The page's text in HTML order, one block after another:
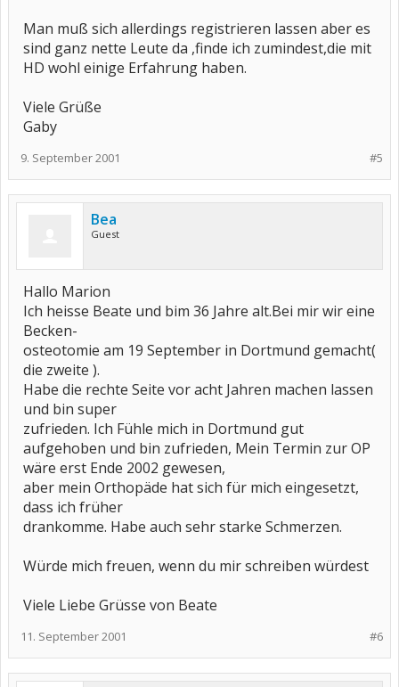
Man muß sich allerdings registrieren lassen aber es
sind ganz nette Leute da ,finde ich zumindest,die mit
HD wohl einige Erfahrung haben.
Viele Grüße
Gaby
#5
9. September 2001
Bea
Guest
Hallo Marion
Ich heisse Beate und bim 36 Jahre alt.Bei mir wir eine
Becken-
osteotomie am 19 September in Dortmund gemacht(
die zweite ).
Habe die rechte Seite vor acht Jahren machen lassen
und bin super
zufrieden. Ich Fühle mich in Dortmund gut
aufgehoben und bin zufrieden, Mein Termin zur OP
wäre erst Ende 2002 gewesen,
aber mein Orthopäde hat sich für mich eingesetzt,
dass ich früher
drankomme. Habe auch sehr starke Schmerzen.
Würde mich freuen, wenn du mir schreiben würdest
Viele Liebe Grüsse von Beate
#6
11. September 2001